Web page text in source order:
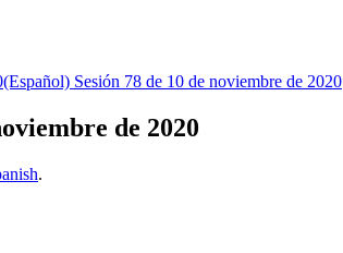
(Español) Sesión 78 de 10 de noviembre de 2020
de 2020
.